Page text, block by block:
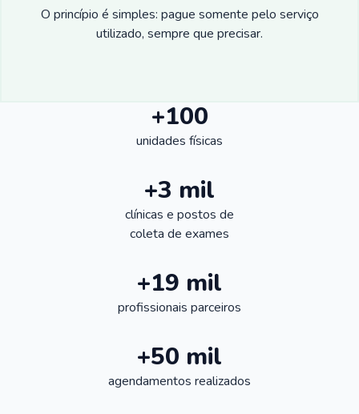
O princípio é simples: pague somente pelo serviço
utilizado, sempre que precisar.
+100
unidades físicas
+3 mil
clínicas e postos de
coleta de exames
+19 mil
profissionais parceiros
+50 mil
agendamentos realizados